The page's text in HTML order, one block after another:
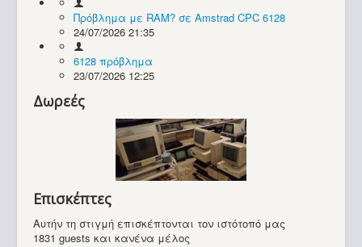
Υπολογιστές
Πρόβλημα με RAM? σε Amstrad CPC 6128
24/07/2026 21:35
6128 πρόβλημα
23/07/2026 12:25
Δωρεές
Επισκέπτες
Αυτήν τη στιγμή επισκέπτονται τον ιστότοπό μας
1831 guests και κανένα μέλος